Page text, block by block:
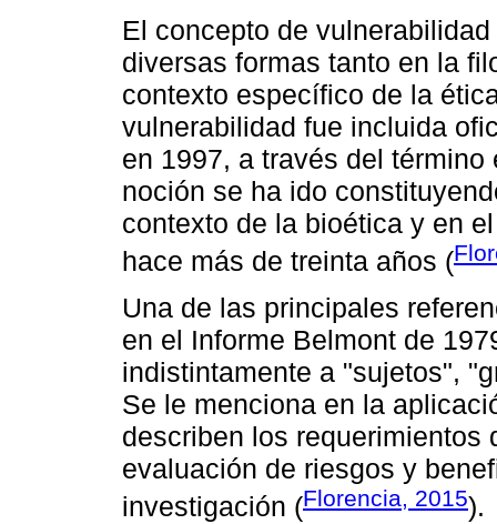
El concepto de
diversas formas tanto en la
contexto específico de la
vulnerabilidad fue incluida
en 1997, a través del
noción se ha ido
contexto de la bioética y en
hace más de treinta años (
Una de las principales
en el Informe Belmont de
indistintamente a "sujetos",
Se le menciona en la
describen los requerimientos
evaluación de riesgos y
investigación (Florencia, 2015).